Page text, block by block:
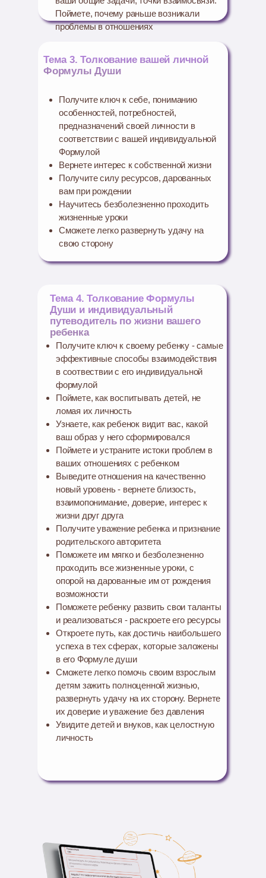
Тема 3. Толкование вашей личной
Формулы Души
Тема 4. Толкование Формулы
Души и индивидуальный
путеводитель по жизни вашего
ребенка
Получите ключ к себе, пониманию
особенностей, потребностей,
предназначений своей личности в
соответствии с вашей индивидуальной
Формулой
Вернете интерес к собственной жизни
Получите силу ресурсов, дарованных
вам при рождении
Научитесь безболезненно проходить
жизненные уроки
Сможете легко развернуть удачу на
свою сторону
Поймете, почему раньше возникали
проблемы в отношениях
Получите ключ к своему ребенку - самые
эффективные способы взаимодействия
в соотвествии с его индивидуальной
формулой
Поймете, как воспитывать детей, не
ломая их личность
Узнаете, как ребенок видит вас, какой
ваш образ у него сформировался
Поймете и устраните истоки проблем в
ваших отношениях с ребенком
Выведите отношения на качественно
новый уровень - вернете близость,
взаимопонимание, доверие, интерес к
жизни друг друга
Получите уважение ребенка и признание
родительского авторитета
Поможете им мягко и безболезненно
проходить все жизненные уроки, с
опорой на дарованные им от рождения
возможности
Поможете ребенку развить свои таланты
и реализоваться - раскроете его ресурсы
Откроете путь, как достичь наибольшего
успеха в тех сферах, которые заложены
в его Формуле души
Сможете легко помочь своим взрослым
детям зажить полноценной жизнью,
развернуть удачу на их сторону. Вернете
их доверие и уважение без давления
Увидите детей и внуков, как целостную
личность